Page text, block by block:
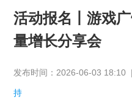
活动报名丨游戏
量增长分享会
发布时间：2026-06-03
持